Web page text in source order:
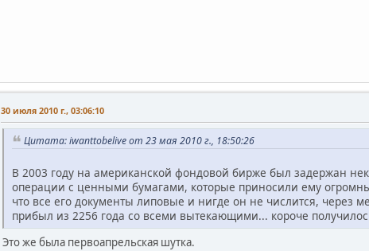
30 июля 2010 г., 03:06:10
Цитата: iwanttobelive от 23 мая 2010 г., 18:50:26
В 2003 году на американской фондовой бирже был задержан
операции с ценными бумагами, которые приносили ему
что все его документы липовые и нигде он не числится, через
прибыл из 2256 года со всеми вытекающими... короче
Это же была первоапрельская шутка.